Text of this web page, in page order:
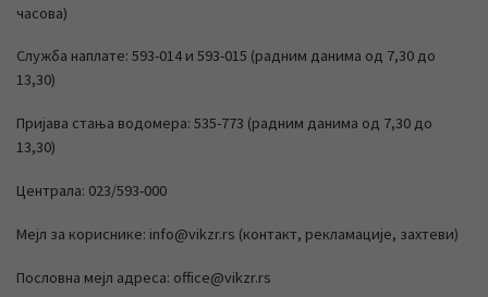
часова)
Служба наплате: 593-014 и 593-015 (радним данима од 7,30 до
13,30)
Пријава стања водомера: 535-773 (радним данима од 7,30 до
13,30)
Централа: 023/593-000
Мејл за кориснике: info@vikzr.rs (контакт, рекламације, захтеви)
Пословна мејл адреса: office@vikzr.rs